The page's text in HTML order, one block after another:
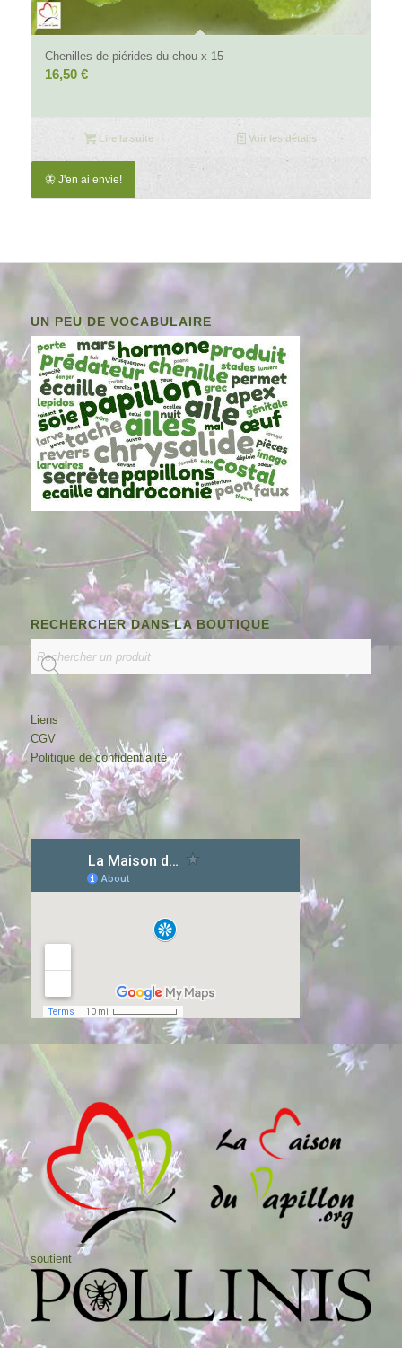
Chenilles de piérides du chou x 15
16,50 €
Lire la suite Voir les détails
🦋 J'en ai envie!
UN PEU DE VOCABULAIRE
RECHERCHER DANS LA BOUTIQUE
Liens
CGV
Politique de confidentialité
soutient